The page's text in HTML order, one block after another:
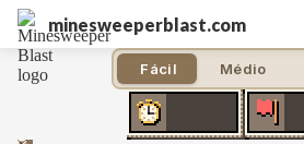
minesweeperblast.com
Fácil Médio